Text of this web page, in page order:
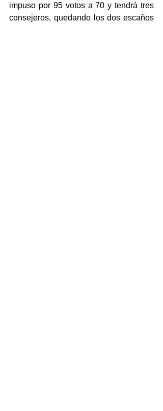
impuso por 95 votos a 70 y tendrá tres
consejeros, quedando los dos escaños